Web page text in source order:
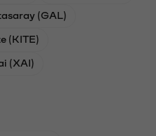
(GAL)
(KITE)
(XAI)